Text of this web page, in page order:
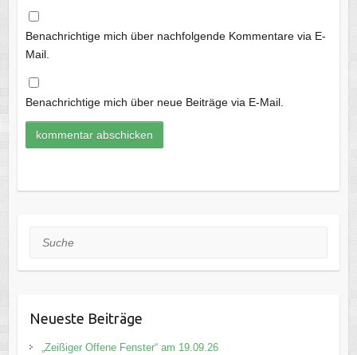
Benachrichtige mich über nachfolgende Kommentare via E-
Mail.
Benachrichtige mich über neue Beiträge via E-Mail.
Suche
Neueste Beiträge
„Zeißiger Offene Fenster“ am 19.09.26